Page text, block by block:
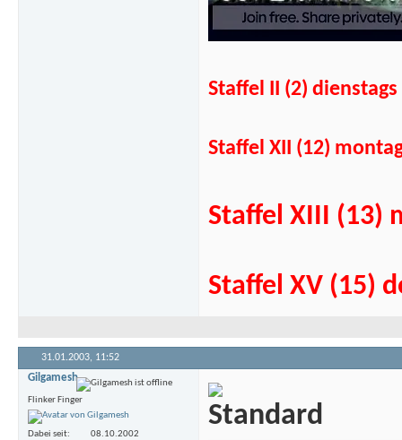
Staffel II (2)
Staffel XII (12)
Staffel XIII (13)
Staffel XV (15)
31.01.2003, 11:52
Gilgamesh
Flinker Finger
Dabei seit
08.10.2002